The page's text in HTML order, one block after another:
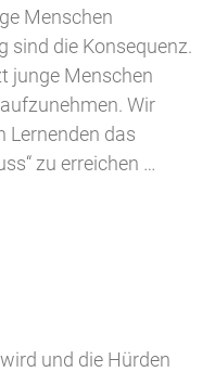
Menschen
sind die Konsequenz.
junge Menschen
Wir
Lernenden das
zu erreichen …
und die Hürden